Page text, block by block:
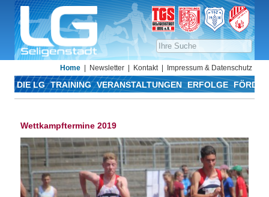
Home Newsletter Kontakt Impressum & Datenschutz
DIE LG TRAINING VERANSTALTUNGEN ERFOLGE
Wettkampftermine 2019